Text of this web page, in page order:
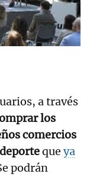
a través
los
comercios
que ya
podrán